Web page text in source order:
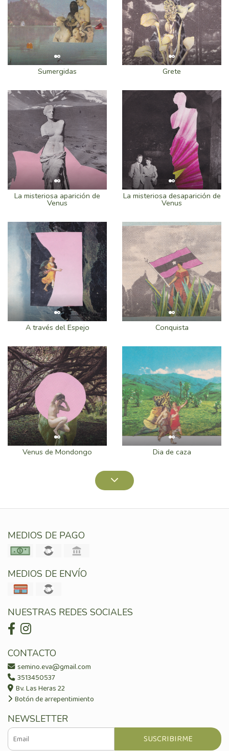
Sumergidas Grete
La misteriosa aparición de
Venus
La misteriosa desaparición de
Venus
A través del Espejo Conquista
Venus de Mondongo Dia de caza
MEDIOS DE PAGO
MEDIOS DE ENVÍO
NUESTRAS REDES SOCIALES
CONTACTO
semino.eva@gmail.com
3513450537
Bv. Las Heras 22
Botón de arrepentimiento
NEWSLETTER
SUSCRIBIRME